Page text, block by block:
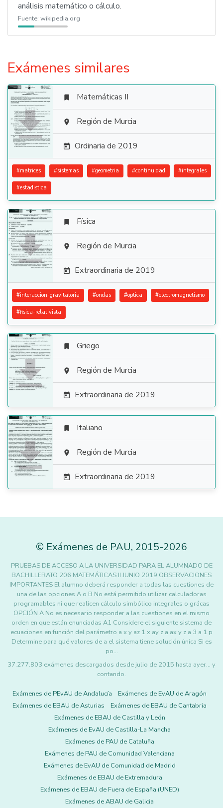
análisis matemático o cálculo.
Fuente: wikipedia.org
Exámenes similares

 Matemáticas II
 Región de Murcia
 Ordinaria de 2019
#matrices #sistemas #geometria #continuidad #integrales
#estadistica

 Física
 Región de Murcia
 Extraordinaria de 2019
#interaccion-gravitatoria #ondas #optica #electromagnetismo
#fisica-relativista

 Griego
 Región de Murcia
 Extraordinaria de 2019

 Italiano
 Región de Murcia
 Extraordinaria de 2019
© Exámenes de PAU, 2015-2026
PRUEBAS DE ACCESO A LA UNIVERSIDAD PARA EL ALUMNADO DE
BACHILLERATO 206 MATEMÁTICAS II JUNIO 2019 OBSERVACIONES
IMPORTANTES El alumno deberá responder a todas las cuestiones de
una de las opciones A o B No está permitido utilizar calculadoras
programables ni que realicen cálculo simbólico integrales o grácas
OPCIÓN A No es necesario responder a las cuestiones en el mismo
orden en que están enunciadas A1 Considere el siguiente sistema de
ecuaciones en función del parámetro a x y az 1 x ay z a ax y z a 3 a 1 p
Determine para qué valores de a el sistema tiene solución única Si es
po…
37.277.803 exámenes descargados desde julio de 2015 hasta ayer... y
contando.
Exámenes de PEvAU de Andalucía
Exámenes de EvAU de Aragón
Exámenes de EBAU de Asturias
Exámenes de EBAU de Cantabria
Exámenes de EBAU de Castilla y León
Exámenes de EvAU de Castilla-La Mancha
Exámenes de PAU de Cataluña
Exámenes de PAU de Comunidad Valenciana
Exámenes de EvAU de Comunidad de Madrid
Exámenes de EBAU de Extremadura
Exámenes de EBAU de Fuera de España (UNED)
Exámenes de ABAU de Galicia